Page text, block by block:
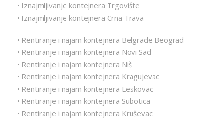
• Iznajmljivanje kontejnera Trgovište
• Iznajmljivanje kontejnera Crna Trava
• Rentiranje i najam kontejnera Belgrade Beograd
• Rentiranje i najam kontejnera Novi Sad
• Rentiranje i najam kontejnera Niš
• Rentiranje i najam kontejnera Kragujevac
• Rentiranje i najam kontejnera Leskovac
• Rentiranje i najam kontejnera Subotica
• Rentiranje i najam kontejnera Kruševac